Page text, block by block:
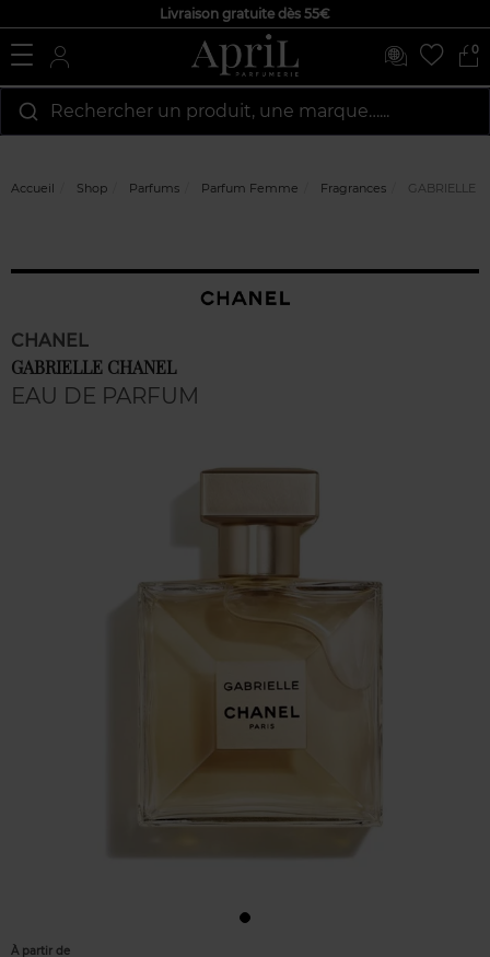
Livraison gratuite dès 55€
0
Rechercher un produit, une marque…...
Accueil Shop Parfums Parfum Femme Fragrances GABRIELLE
CHANEL
GABRIELLE CHANEL
EAU DE PARFUM
À partir de